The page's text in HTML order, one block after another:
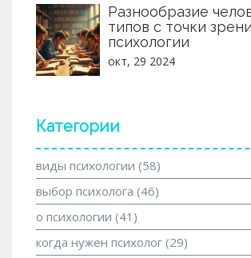
Разнообразие
типов с точки
психологии
окт, 29 2024
Категории
виды психологии (58)
выбор психолога (46)
о психологии (41)
когда нужен психолог (29)